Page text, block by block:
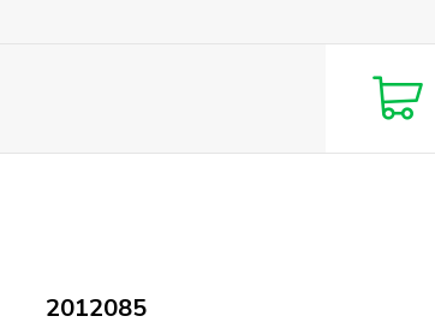
2012085